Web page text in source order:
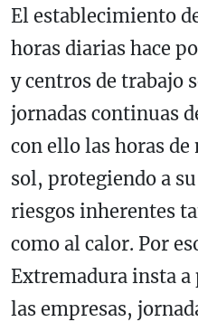
El establecimiento
horas diarias hace
y centros de trabajo
jornadas continuas
con ello las horas
sol, protegiendo a
riesgos inherentes
como al calor. Por
Extremadura insta a
las empresas,